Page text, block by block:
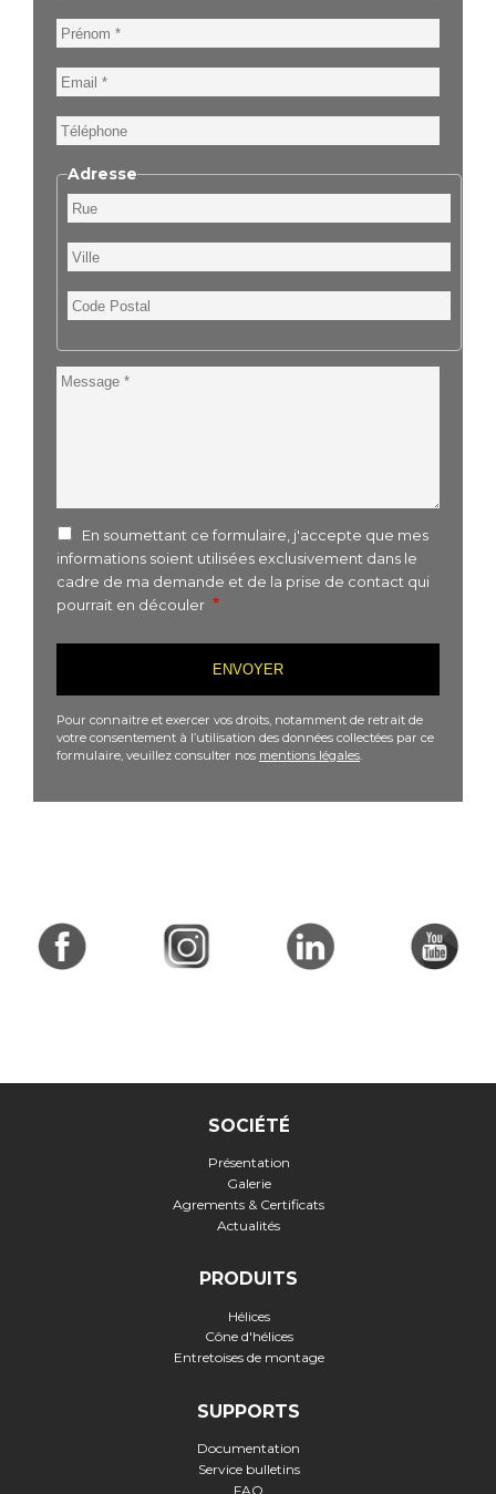
Prénom
Email
Téléphone
Adresse
Rue
Ville
Code
Postal
Message
En soumettant ce formulaire, j'accepte que mes
informations soient utilisées exclusivement dans le
cadre de ma demande et de la prise de contact qui
pourrait en découler
Pour connaitre et exercer vos droits, notamment de retrait de
votre consentement à l’utilisation des données collectées par ce
formulaire, veuillez consulter nos mentions légales
SOCIÉTÉ
Présentation
Galerie
Agrements & Certificats
Actualités
PRODUITS
Hélices
Cône d'hélices
Entretoises de montage
SUPPORTS
Documentation
Service bulletins
FAQ